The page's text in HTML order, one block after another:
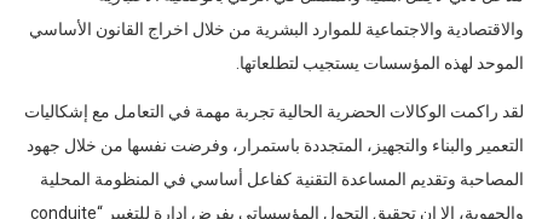
والاقتصادية والاجتماعية للموارد البشرية من خلال اخراج القانون الأساسي
الموحد لهذه المؤسسات يستجيب لتطلعاتها.
لقد راكمت الوكالات الحضرية الحالية تجربة مهمة في التعامل مع إشكاليات
التعمير والبناء والتجهيز، المتجددة باستمرار، وفرضت نفسها من خلال جهود
المصاحبة وتقديم المساعدة التقنية كفاعل أساسي في المنظومة المحلية
والجهوية، الا ان تحقيق التحول المؤسساتي يفرض إدارة للتغيير “conduite